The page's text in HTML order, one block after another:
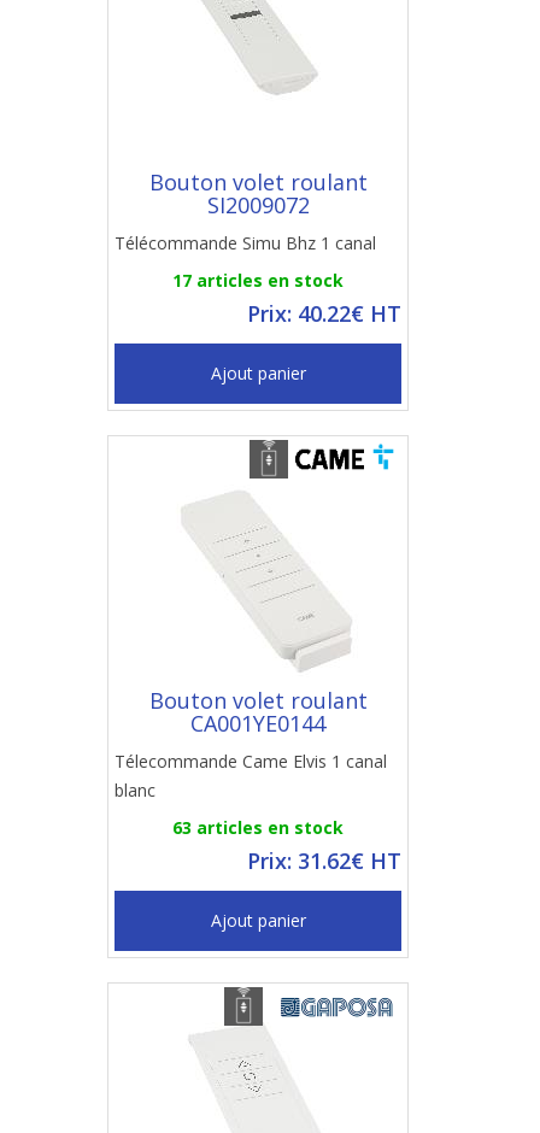
Bouton volet roulant
SI2009072
Télécommande Simu Bhz 1 canal
17 articles en stock
Prix: 40.22€ HT
Ajout panier
Bouton volet roulant
CA001YE0144
Télecommande Came Elvis 1 canal
blanc
63 articles en stock
Prix: 31.62€ HT
Ajout panier